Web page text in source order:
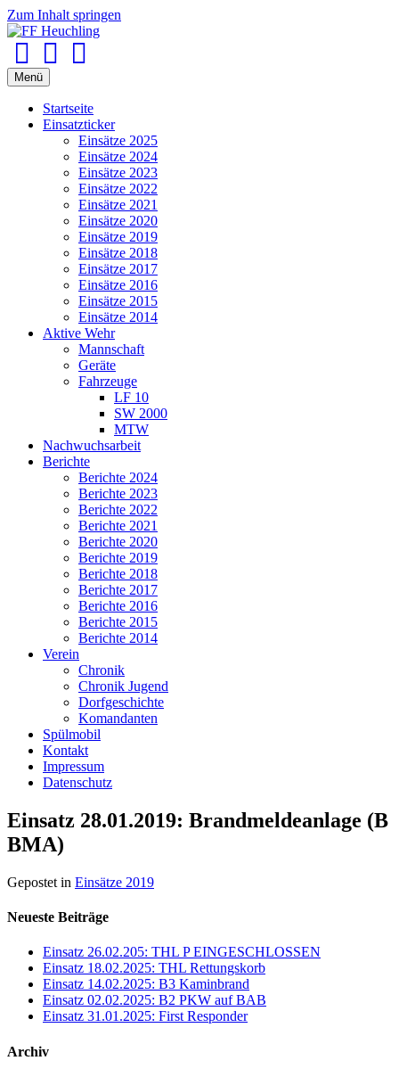
Zum Inhalt springen
Menü
Startseite
Einsatzticker
Einsätze 2025
Einsätze 2024
Einsätze 2023
Einsätze 2022
Einsätze 2021
Einsätze 2020
Einsätze 2019
Einsätze 2018
Einsätze 2017
Einsätze 2016
Einsätze 2015
Einsätze 2014
Aktive Wehr
Mannschaft
Geräte
Fahrzeuge
LF 10
SW 2000
MTW
Nachwuchsarbeit
Berichte
Berichte 2024
Berichte 2023
Berichte 2022
Berichte 2021
Berichte 2020
Berichte 2019
Berichte 2018
Berichte 2017
Berichte 2016
Berichte 2015
Berichte 2014
Verein
Chronik
Chronik Jugend
Dorfgeschichte
Komandanten
Spülmobil
Kontakt
Impressum
Datenschutz
Einsatz 28.01.2019: Brandmeldeanlage (B
BMA)
Gepostet in Einsätze 2019
Neueste Beiträge
Einsatz 26.02.205: THL P EINGESCHLOSSEN
Einsatz 18.02.2025: THL Rettungskorb
Einsatz 14.02.2025: B3 Kaminbrand
Einsatz 02.02.2025: B2 PKW auf BAB
Einsatz 31.01.2025: First Responder
Archiv